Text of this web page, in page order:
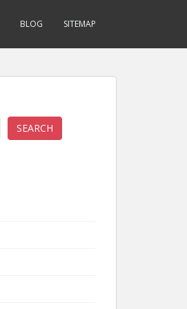
BLOG SITEMAP
SEARCH